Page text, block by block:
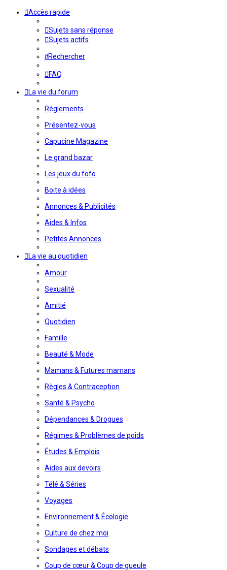
Accès rapide
Sujets sans réponse
Sujets actifs
Rechercher
FAQ
La vie du forum
Règlements
Présentez-vous
Capucine Magazine
Le grand bazar
Les jeux du fofo
Boite à idées
Annonces & Publicités
Aides & Infos
Petites Annonces
La vie au quotidien
Amour
Sexualité
Amitié
Quotidien
Famille
Beauté & Mode
Mamans & Futures mamans
Règles & Contraception
Santé & Psycho
Dépendances & Drogues
Régimes & Problèmes de poids
Études & Emplois
Aides aux devoirs
Télé & Séries
Voyages
Environnement & Écologie
Culture de chez moi
Sondages et débats
Coup de cœur & Coup de gueule